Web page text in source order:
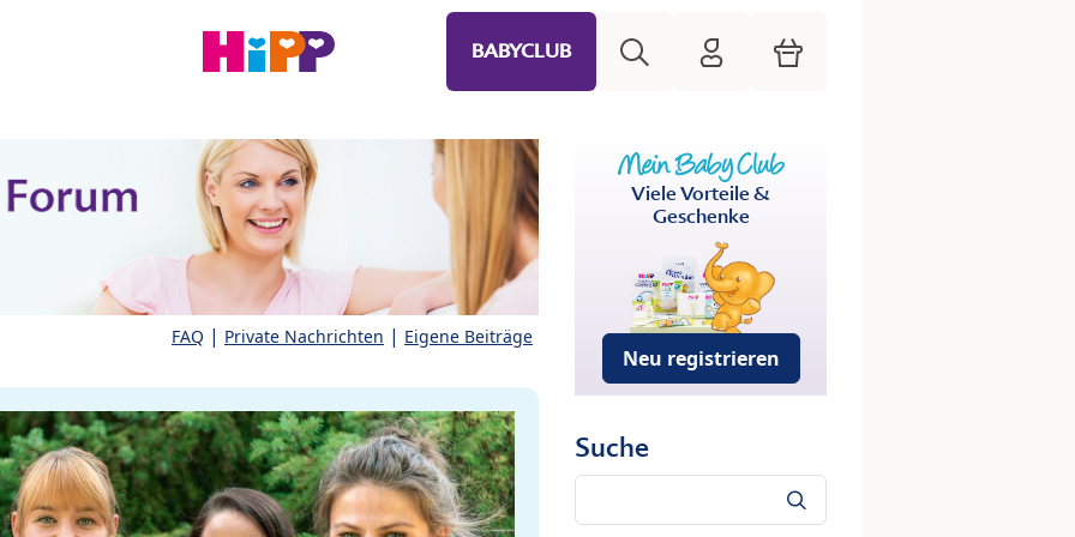
BABYCLUB HiPP Mein Babyclub
Warenkorb
FAQ | Private Nachrichten | Eigene Beiträge
Viele Vorteile &
Geschenke
Neu registrieren
Suche